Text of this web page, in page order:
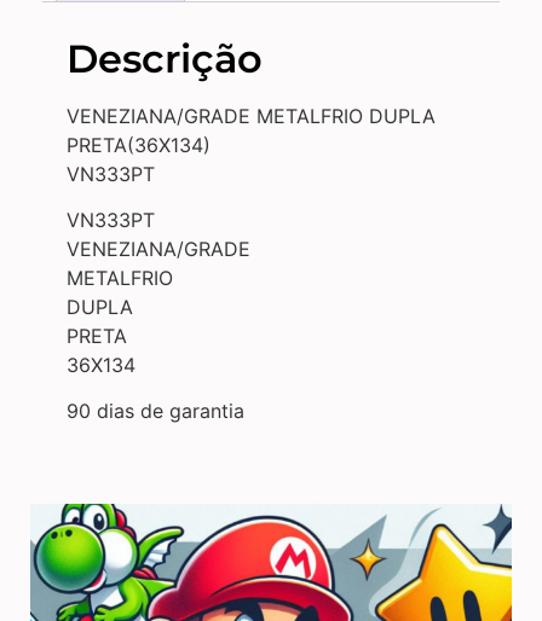
Descrição
VENEZIANA/GRADE METALFRIO DUPLA
PRETA(36X134)
VN333PT
VN333PT
VENEZIANA/GRADE
METALFRIO
DUPLA
PRETA
36X134
90 dias de garantia